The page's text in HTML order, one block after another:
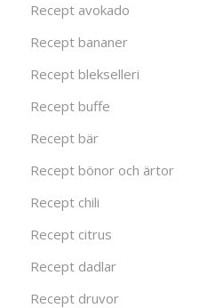
Recept avokado
Recept bananer
Recept blekselleri
Recept buffe
Recept bär
Recept bönor och ärtor
Recept chili
Recept citrus
Recept dadlar
Recept druvor